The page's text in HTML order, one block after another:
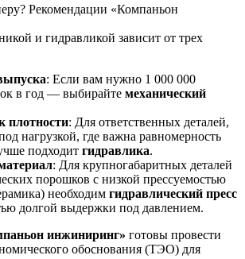
Рекомендации «Компаньон
и гидравликой зависит от трех
: Если вам нужно 1 000 000
в год — выбирайте механический
плотности: Для ответственных деталей,
нагрузкой, где важна равномерность
подходит гидравлика.
: Для крупногабаритных деталей
порошков с низкой прессуемостью
необходим гидравлический пресс
долгой выдержки под давлением.
инжиниринг» готовы провести
обоснования (ТЭО) для